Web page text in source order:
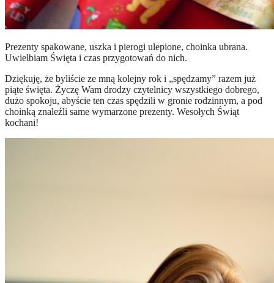
Prezenty spakowane, uszka i pierogi ulepione, choinka ubrana.
Uwielbiam Święta i czas przygotowań do nich.
Dziękuję, że byliście ze mną kolejny rok i „spędzamy” razem już
piąte święta. Życzę Wam drodzy czytelnicy wszystkiego dobrego,
dużo spokoju, abyście ten czas spędzili w gronie rodzinnym, a pod
choinką znaleźli same wymarzone prezenty. Wesołych Świąt
kochani!